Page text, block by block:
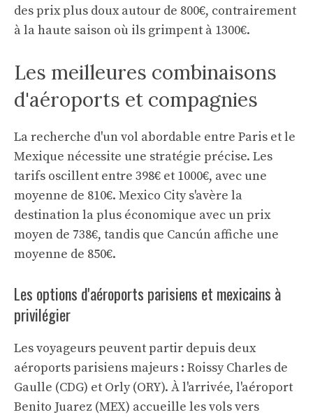
des prix plus doux autour de 800€, contrairement
à la haute saison où ils grimpent à 1300€.
Les meilleures combinaisons
d'aéroports et compagnies
La recherche d'un vol abordable entre Paris et le
Mexique nécessite une stratégie précise. Les
tarifs oscillent entre 398€ et 1000€, avec une
moyenne de 810€. Mexico City s'avère la
destination la plus économique avec un prix
moyen de 738€, tandis que Cancún affiche une
moyenne de 850€.
Les options d'aéroports parisiens et mexicains à
privilégier
Les voyageurs peuvent partir depuis deux
aéroports parisiens majeurs : Roissy Charles de
Gaulle (CDG) et Orly (ORY). À l'arrivée, l'aéroport
Benito Juarez (MEX) accueille les vols vers